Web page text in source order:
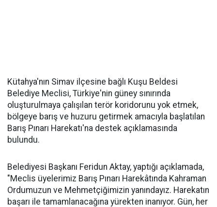
Kütahya'nın Simav ilçesine bağlı Kuşu Beldesi
Belediye Meclisi, Türkiye'nin güney sınırında
oluşturulmaya çalışılan terör koridorunu yok etmek,
bölgeye barış ve huzuru getirmek amacıyla başlatılan
Barış Pınarı Harekatı'na destek açıklamasında
bulundu.
Belediyesi Başkanı Feridun Aktay, yaptığı açıklamada,
"Meclis üyelerimiz Barış Pınarı Harekâtında Kahraman
Ordumuzun ve Mehmetçiğimizin yanındayız. Harekatın
başarı ile tamamlanacağına yürekten inanıyor. Gün, her